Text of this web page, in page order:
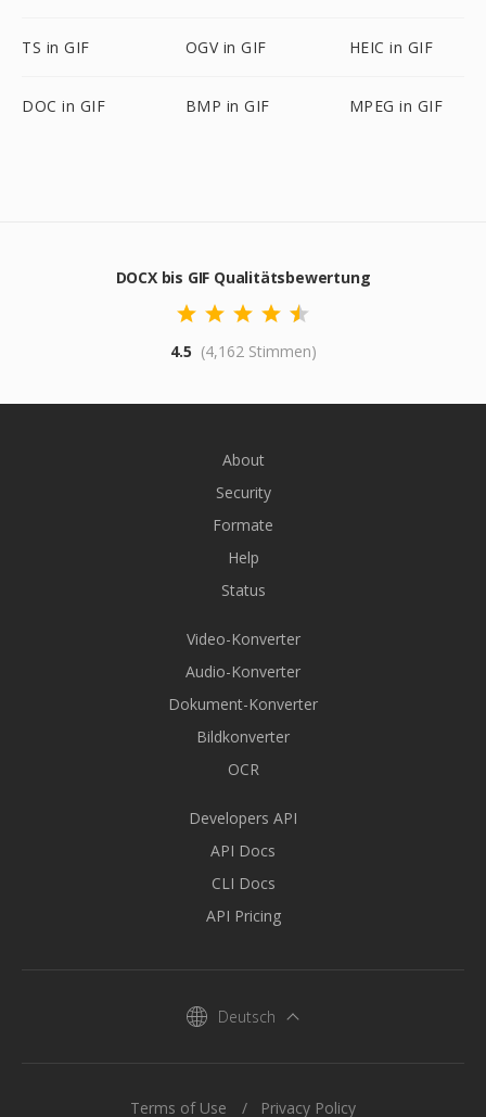
TS in GIF OGV in GIF HEIC in GIF
DOC in GIF BMP in GIF MPEG in GIF
DOCX bis GIF Qualitätsbewertung
4.5 (4,162 Stimmen)
About
Security
Formate
Help
Status
Video-Konverter
Audio-Konverter
Dokument-Konverter
Bildkonverter
OCR
Developers API
API Docs
CLI Docs
API Pricing
Deutsch
Terms of Use Privacy Policy